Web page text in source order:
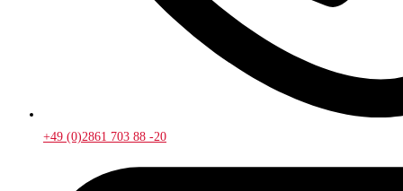
+49 (0)2861 703 88 -20